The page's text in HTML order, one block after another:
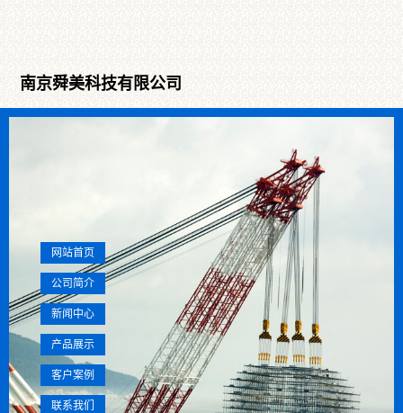
南京舜美科技有限公司
网站首页
公司简介
新闻中心
产品展示
客户案例
联系我们